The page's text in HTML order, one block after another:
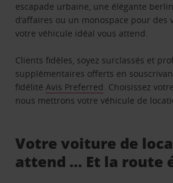
escapade urbaine, une élégante
d’affaires ou un monospace pour des
votre véhicule idéal vous attend.
Clients fidèles, soyez surclassés et
supplémentaires offerts en
fidélitéAvis Preferred. Choisissez
nous mettrons votre véhicule de
Votre voiture de
attend … Et la route